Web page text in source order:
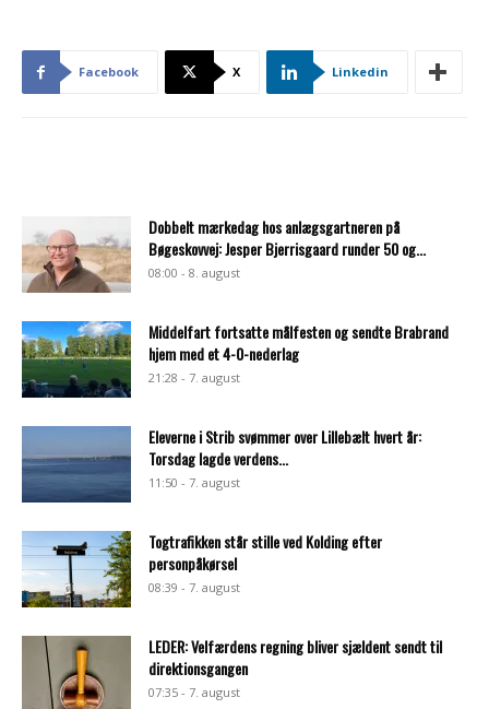
Facebook X Linkedin
Dobbelt mærkedag hos anlægsgartneren på
Bøgeskovvej: Jesper Bjerrisgaard runder 50 og...
08:00 - 8. august
Middelfart fortsatte målfesten og sendte Brabrand
hjem med et 4-0-nederlag
21:28 - 7. august
Eleverne i Strib svømmer over Lillebælt hvert år:
Torsdag lagde verdens...
11:50 - 7. august
Togtrafikken står stille ved Kolding efter
personpåkørsel
08:39 - 7. august
LEDER: Velfærdens regning bliver sjældent sendt til
direktionsgangen
07:35 - 7. august